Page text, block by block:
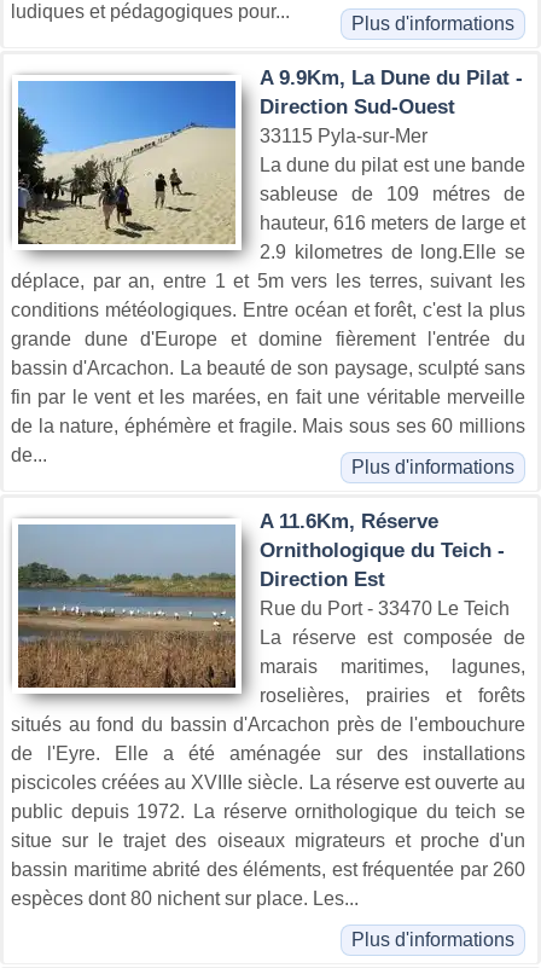
ludiques et pédagogiques pour...
Plus d'informations
A 9.9Km, La Dune du Pilat -
Direction Sud-Ouest
33115 Pyla-sur-Mer
La dune du pilat est une bande
sableuse de 109 métres de
hauteur, 616 meters de large et
2.9 kilometres de long.Elle se
déplace, par an, entre 1 et 5m vers les terres, suivant les
conditions météologiques. Entre océan et forêt, c'est la plus
grande dune d'Europe et domine fièrement l'entrée du
bassin d'Arcachon. La beauté de son paysage, sculpté sans
fin par le vent et les marées, en fait une véritable merveille
de la nature, éphémère et fragile. Mais sous ses 60 millions
de...
Plus d'informations
A 11.6Km, Réserve
Ornithologique du Teich -
Direction Est
Rue du Port - 33470 Le Teich
La réserve est composée de
marais maritimes, lagunes,
roselières, prairies et forêts
situés au fond du bassin d'Arcachon près de l'embouchure
de l'Eyre. Elle a été aménagée sur des installations
piscicoles créées au XVIIIe siècle. La réserve est ouverte au
public depuis 1972. La réserve ornithologique du teich se
situe sur le trajet des oiseaux migrateurs et proche d'un
bassin maritime abrité des éléments, est fréquentée par 260
espèces dont 80 nichent sur place. Les...
Plus d'informations